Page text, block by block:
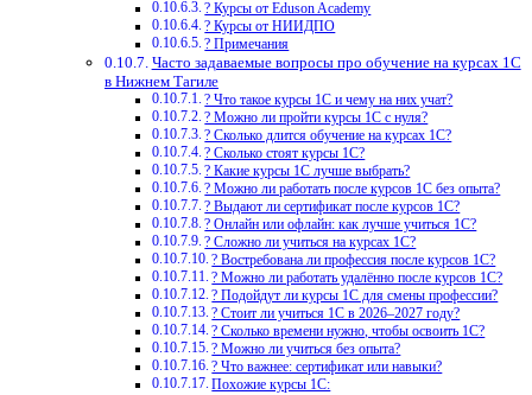
? Курсы от Eduson Academy
? Курсы от НИИДПО
? Примечания
Часто задаваемые вопросы про обучение на курсах 1С
в Нижнем Тагиле
? Что такое курсы 1С и чему на них учат?
? Можно ли пройти курсы 1С с нуля?
? Сколько длится обучение на курсах 1С?
? Сколько стоят курсы 1С?
? Какие курсы 1С лучше выбрать?
? Можно ли работать после курсов 1С без опыта?
? Выдают ли сертификат после курсов 1С?
? Онлайн или офлайн: как лучше учиться 1С?
? Сложно ли учиться на курсах 1С?
? Востребована ли профессия после курсов 1С?
? Можно ли работать удалённо после курсов 1С?
? Подойдут ли курсы 1С для смены профессии?
? Стоит ли учиться 1С в 2026–2027 году?
? Сколько времени нужно, чтобы освоить 1С?
? Можно ли учиться без опыта?
? Что важнее: сертификат или навыки?
Похожие курсы 1С: